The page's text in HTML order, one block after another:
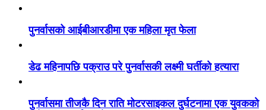
पुनर्वासको आईबीआरडीमा एक महिला मृत फेला
डेढ महिनापछि पक्राउ परे पुनर्वासकी लक्ष्मी घर्तीको हत्यारा
पुनर्वासमा तीजकै दिन राति मोटरसाइकल दुर्घटनामा एक युवकको